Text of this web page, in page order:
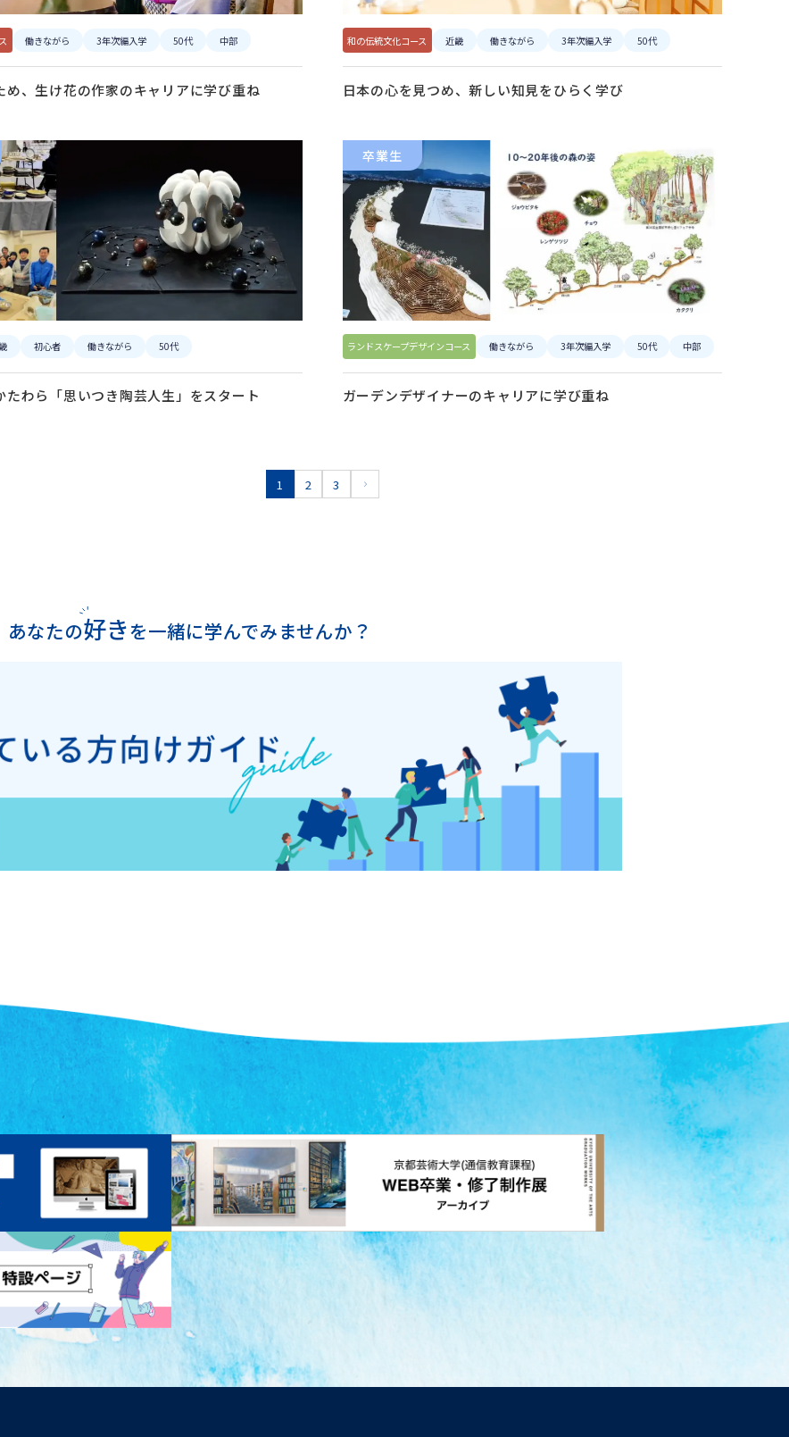
働きながら 3年次編入学 50代 中部
め、生け花の作家のキャリアに学び重ね
和の伝統文化コース 近畿 働きながら 3年次編入学 50代
日本の心を見つめ、新しい知見をひらく学び
初心者 働きながら 50代
たわら「思いつき陶芸人生」をスタート
卒業生
ランドスケープデザインコース 働きながら 3年次編入学 50代 中部
ガーデンデザイナーのキャリアに学び重ね
1 2 3
あなたの好きを一緒に学んでみませんか？